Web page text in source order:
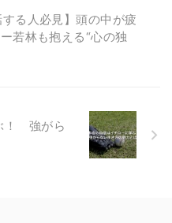
する人必見】頭の中が疲
若林も抱える“心の独
！ 強がら